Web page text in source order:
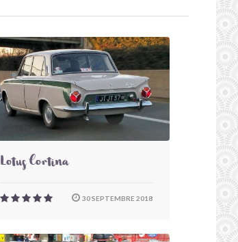
Lotus Cortina
30 SEPTEMBRE 2018